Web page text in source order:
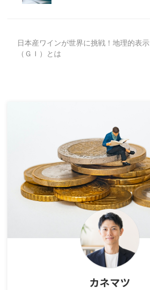
日本産ワインが世界に挑戦！地理的表示
（ＧＩ）とは
カネマツ